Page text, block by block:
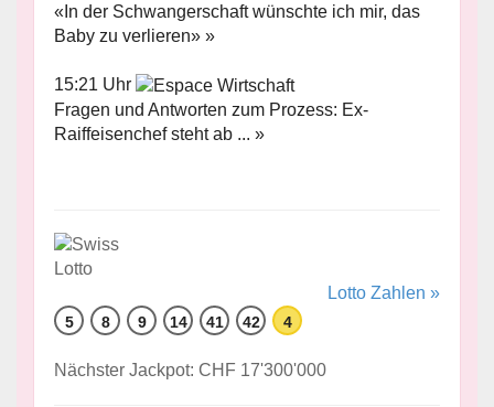
«In der Schwangerschaft wünschte ich mir, das
Baby zu verlieren» »
15:21 Uhr
Fragen und Antworten zum Prozess: Ex-
Raiffeisenchef steht ab ... »
Lotto Zahlen »
5 8 9 14 41 42 4
Nächster Jackpot: CHF 17'300'000